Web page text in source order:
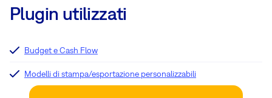
Plugin utilizzati
Budget e Cash Flow
Modelli di stampa/esportazione personalizzabili